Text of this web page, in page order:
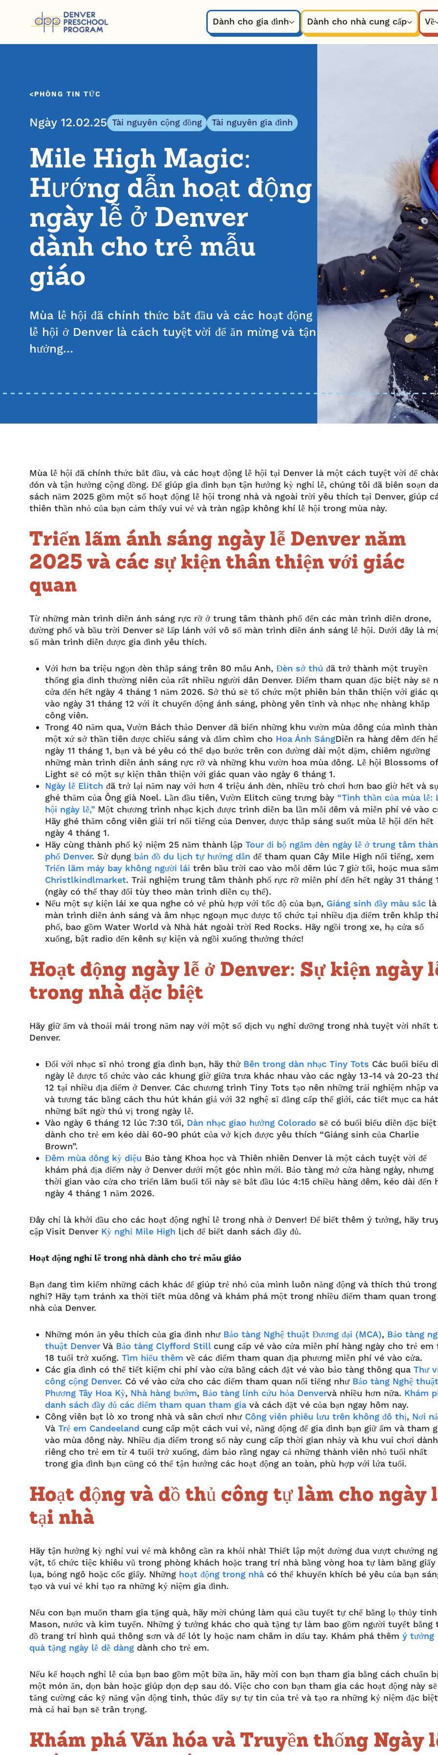
Dành cho gia đình
Dành cho nhà cung cấp Về
PHÒNG TIN TỨC
Ngày 12.02.25 Tài nguyên cộng đồng Tài nguyên gia đình
Mile High Magic:
Hướng dẫn hoạt động
ngày lễ ở Denver
dành cho trẻ mẫu
giáo
Mùa lễ hội đã chính thức bắt đầu và các hoạt động
lễ hội ở Denver là cách tuyệt vời để ăn mừng và tận
hưởng…
Mùa lễ hội đã chính thức bắt đầu, và các hoạt động lễ hội tại Denver là một cách tuyệt vời để
đón và tận hưởng cộng đồng. Để giúp gia đình bạn tận hưởng kỳ nghỉ lễ, chúng tôi đã biên soạn
sách năm 2025 gồm một số hoạt động lễ hội trong nhà và ngoài trời yêu thích tại Denver, giúp
thiên thần nhỏ của bạn cảm thấy vui vẻ và tràn ngập không khí lễ hội trong mùa này.
Triển lãm ánh sáng ngày lễ Denver năm
2025 và các sự kiện thân thiện với giác
quan
Từ những màn trình diễn ánh sáng rực rỡ ở trung tâm thành phố đến các màn trình diễn drone,
đường phố và bầu trời Denver sẽ lấp lánh với vô số màn trình diễn ánh sáng lễ hội. Dưới đây là
số màn trình diễn được gia đình yêu thích.
Với hơn ba triệu ngọn đèn thắp sáng trên 80 mẫu Anh, Đèn sở thú đã trở thành một truyền
thống gia đình thường niên của rất nhiều người dân Denver. Điểm tham quan đặc biệt này sẽ
cửa đến hết ngày 4 tháng 1 năm 2026. Sở thú sẽ tổ chức một phiên bản thân thiện với giác
vào ngày 31 tháng 12 với ít chuyển động ánh sáng, phòng yên tĩnh và nhạc nhẹ nhàng khắp
công viên.
Trong 40 năm qua, Vườn Bách thảo Denver đã biến những khu vườn mùa đông của mình
một xứ sở thần tiên được chiếu sáng và đắm chìm cho Hoa Ánh SángDiễn ra hàng đêm đến
ngày 11 tháng 1, bạn và bé yêu có thể dạo bước trên con đường dài một dặm, chiêm ngưỡng
những màn trình diễn ánh sáng rực rỡ và những khu vườn hoa mùa đông. Lễ hội Blossoms of
Light sẽ có một sự kiện thân thiện với giác quan vào ngày 6 tháng 1.
Ngày lễ Elitch đã trở lại năm nay với hơn 4 triệu ánh đèn, nhiều trò chơi hơn bao giờ hết và
ghé thăm của Ông già Noel. Lần đầu tiên, Vườn Elitch cũng trưng bày “Tinh thần của mùa lễ:
hội ngày lễ,” Một chương trình nhạc kịch được trình diễn ba lần mỗi đêm và miễn phí vé vào
Hãy ghé thăm công viên giải trí nổi tiếng của Denver, được thắp sáng suốt mùa lễ hội đến hết
ngày 4 tháng 1.
Hãy cùng thành phố kỷ niệm 25 năm thành lập Tour đi bộ ngắm đèn ngày lễ ở trung tâm
phố Denver. Sử dụng bản đồ du lịch tự hướng dẫn để tham quan Cây Mile High nổi tiếng, xem
Triển lãm máy bay không người lái trên bầu trời cao vào mỗi đêm lúc 7 giờ tối, hoặc mua
Christlkindlmarket. Trải nghiệm trung tâm thành phố rực rỡ miễn phí đến hết ngày 31 tháng
(ngày có thể thay đổi tùy theo màn trình diễn cụ thể).
Nếu một sự kiện lái xe qua nghe có vẻ phù hợp với tốc độ của bạn, Giáng sinh đầy màu sắc là
màn trình diễn ánh sáng và âm nhạc ngoạn mục được tổ chức tại nhiều địa điểm trên khắp
phố, bao gồm Water World và Nhà hát ngoài trời Red Rocks. Hãy ngồi trong xe, hạ cửa sổ
xuống, bật radio đến kênh sự kiện và ngồi xuống thưởng thức!
Hoạt động ngày lễ ở Denver: Sự kiện ngày
trong nhà đặc biệt
Hãy giữ ấm và thoải mái trong năm nay với một số dịch vụ nghỉ dưỡng trong nhà tuyệt vời nhất
Denver.
Đối với nhạc sĩ nhỏ trong gia đình bạn, hãy thử Bên trong dàn nhạc Tiny Tots Các buổi biểu
ngày lễ được tổ chức vào các khung giờ giữa trưa khác nhau vào các ngày 13-14 và 20-23
12 tại nhiều địa điểm ở Denver. Các chương trình Tiny Tots tạo nên những trải nghiệm nhập
và tương tác bằng cách thu hút khán giả với 32 nghệ sĩ đẳng cấp thế giới, các tiết mục ca
những bất ngờ thú vị trong ngày lễ.
Vào ngày 6 tháng 12 lúc 7:30 tối, Dàn nhạc giao hưởng Colorado sẽ có buổi biểu diễn đặc biệt
dành cho trẻ em kéo dài 60-90 phút của vở kịch được yêu thích “Giáng sinh của Charlie
Brown”.
Đêm mùa đông kỳ diệu Bảo tàng Khoa học và Thiên nhiên Denver là một cách tuyệt vời để
khám phá địa điểm này ở Denver dưới một góc nhìn mới. Bảo tàng mở cửa hàng ngày, nhưng
thời gian vào cửa cho triển lãm buổi tối này sẽ bắt đầu lúc 4:15 chiều hàng đêm, kéo dài đến
ngày 4 tháng 1 năm 2026.
Đây chỉ là khởi đầu cho các hoạt động nghỉ lễ trong nhà ở Denver! Để biết thêm ý tưởng, hãy
cập Visit Denver Kỳ nghỉ Mile High lịch để biết danh sách đầy đủ.
Hoạt động nghỉ lễ trong nhà dành cho trẻ mẫu giáo
Bạn đang tìm kiếm những cách khác để giúp trẻ nhỏ của mình luôn năng động và thích thú
nghỉ? Hãy tạm tránh xa thời tiết mùa đông và khám phá một trong nhiều điểm tham quan trong
nhà của Denver.
Những món ăn yêu thích của gia đình như Bảo tàng Nghệ thuật Đương đại (MCA), Bảo tàng
thuật Denver Và Bảo tàng Clyfford Stillcung cấp vé vào cửa miễn phí hàng ngày cho trẻ em
18 tuổi trở xuống. Tìm hiểu thêm về các điểm tham quan địa phương miễn phí vé vào cửa.
Các gia đình có thể tiết kiệm chi phí vào cửa bằng cách đặt vé vào bảo tàng thông qua Thư
công cộng Denver. Có vé vào cửa cho các điểm tham quan nổi tiếng như Bảo tàng Nghệ thuật
Phương Tây Hoa Kỳ, Nhà hàng bướm, Bảo tàng lính cứu hỏa Denvervà nhiều hơn nữa. Khám
danh sách đầy đủ các điểm tham quan tham gia và cách đặt vé của bạn ngay hôm nay.
Công viên bạt lò xo trong nhà và sân chơi như Công viên phiêu lưu trên không đô thị, Nơi
Và Trẻ em Candeeland cung cấp một cách vui vẻ, năng động để gia đình bạn giữ ấm và tham
vào mùa đông này. Nhiều địa điểm trong số này cung cấp thời gian nhảy và khu vui chơi dành
riêng cho trẻ em từ 4 tuổi trở xuống, đảm bảo rằng ngay cả những thành viên nhỏ tuổi nhất
trong gia đình bạn cũng có thể tận hưởng các hoạt động an toàn, phù hợp với lứa tuổi.
Hoạt động và đồ thủ công tự làm cho ngày
tại nhà
Hãy tận hưởng kỳ nghỉ vui vẻ mà không cần ra khỏi nhà! Thiết lập một đường đua vượt chướng
vật, tổ chức tiệc khiêu vũ trong phòng khách hoặc trang trí nhà bằng vòng hoa tự làm bằng giấy
lụa, bỏng ngô hoặc cốc giấy. Những hoạt động trong nhà có thể khuyến khích bé yêu của bạn
tạo và vui vẻ khi tạo ra những kỷ niệm gia đình.
Nếu con bạn muốn tham gia tặng quà, hãy mời chúng làm quả cầu tuyết tự chế bằng lọ thủy tinh
Mason, nước và kim tuyến. Những ý tưởng khác cho quà tặng tự làm bao gồm người tuyết bằng
đồ trang trí hình quả thông sơn và đế lót ly hoặc nam châm in dấu tay. Khám phá thêm ý tưởng
quà tặng ngày lễ dễ dàng dành cho trẻ em.
Nếu kế hoạch nghỉ lễ của bạn bao gồm một bữa ăn, hãy mời con bạn tham gia bằng cách chuẩn
một món ăn, dọn bàn hoặc giúp dọn dẹp sau đó. Việc cho con bạn tham gia các hoạt động này sẽ
tăng cường các kỹ năng vận động tinh, thúc đẩy sự tự tin của trẻ và tạo ra những kỷ niệm đặc biệt
mà cả hai bạn sẽ trân trọng.
Khám phá Văn hóa và Truyền thống Ngày